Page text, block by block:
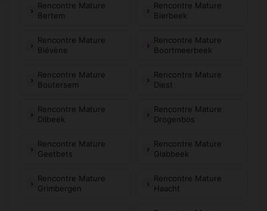
Rencontre Mature
Bertem
Rencontre Mature
Bierbeek
Rencontre Mature
Biévène
Rencontre Mature
Boortmeerbeek
Rencontre Mature
Boutersem
Rencontre Mature
Diest
Rencontre Mature
Dilbeek
Rencontre Mature
Drogenbos
Rencontre Mature
Geetbets
Rencontre Mature
Glabbeek
Rencontre Mature
Grimbergen
Rencontre Mature
Haacht